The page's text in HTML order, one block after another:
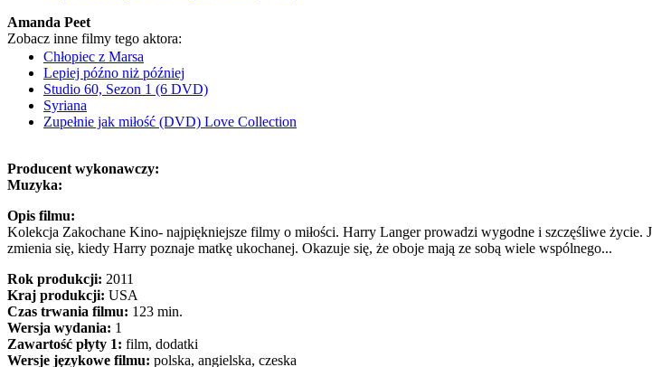
Amanda Peet
Zobacz inne filmy tego aktora:
Chłopiec z Marsa
Lepiej późno niż później
Studio 60, Sezon 1 (6 DVD)
Syriana
Zupełnie jak miłość (DVD) Love Collection
Producent wykonawczy:
Muzyka:
Opis filmu:
Kolekcja Zakochane Kino- najpiękniejsze filmy o miłości. Harry Langer prowadzi wygodne i szczęśliwe życie.
zmienia się, kiedy Harry poznaje matkę ukochanej. Okazuje się, że oboje mają ze sobą wiele wspólnego...
Rok produkcji: 2011
Kraj produkcji: USA
Czas trwania filmu: 123 min.
Wersja wydania: 1
Zawartość płyty 1: film, dodatki
Wersje językowe filmu: polska, angielska, czeska